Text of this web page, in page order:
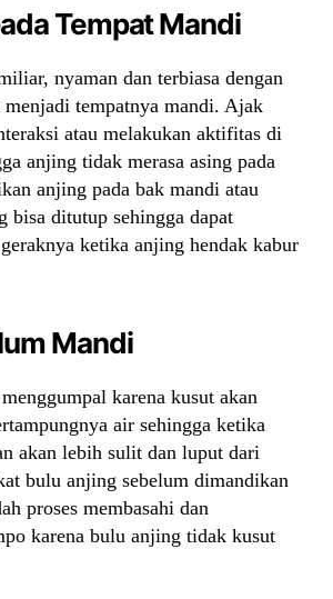
Tempat Mandi
nyaman dan terbiasa dengan
menjadi tempatnya mandi. Ajak
atau melakukan aktifitas di
anjing tidak merasa asing pada
anjing pada bak mandi atau
bisa ditutup sehingga dapat
ketika anjing hendak kabur
Mandi
karena kusut akan
air sehingga ketika
akan lebih sulit dan luput dari
bulu anjing sebelum dimandikan
proses membasahi dan
karena bulu anjing tidak kusut